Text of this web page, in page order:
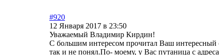
#920
12 Января 2017 в 23:50
Уважаемый Владимир Кирдин!
С большим интересом прочитал Ваш интересный
так и не понял.По- моему, у Вас путаница с